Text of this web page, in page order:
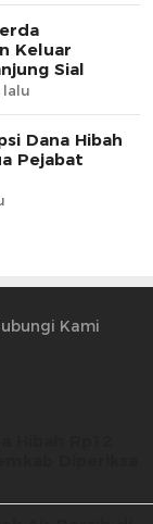
Keluar
Sial
lalu
Dana Hibah
Pejabat
Kami